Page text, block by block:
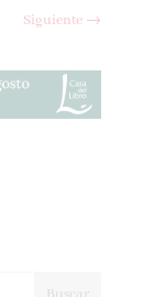
Siguiente→